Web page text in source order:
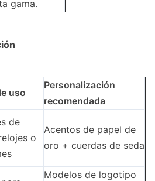
gama.
uso
Personalización
recomendada
de
o
Acentos de papel de
oro + cuerdas de seda
Modelos de logotipo